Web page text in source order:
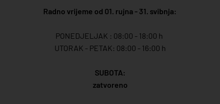
Radno vrijeme od 01. rujna - 31. svibnja:
PONEDJELJAK : 08:00 - 18:00 h
UTORAK - PETAK: 08:00 - 16:00 h
SUBOTA:
zatvoreno